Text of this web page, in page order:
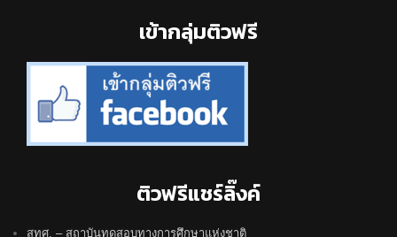
เข้ากลุ่มติวฟรี
ติวฟรีแชร์ลิ๊งค์
สทศ. – สถาบันทดสอบทางการศึกษาแห่งชาติ